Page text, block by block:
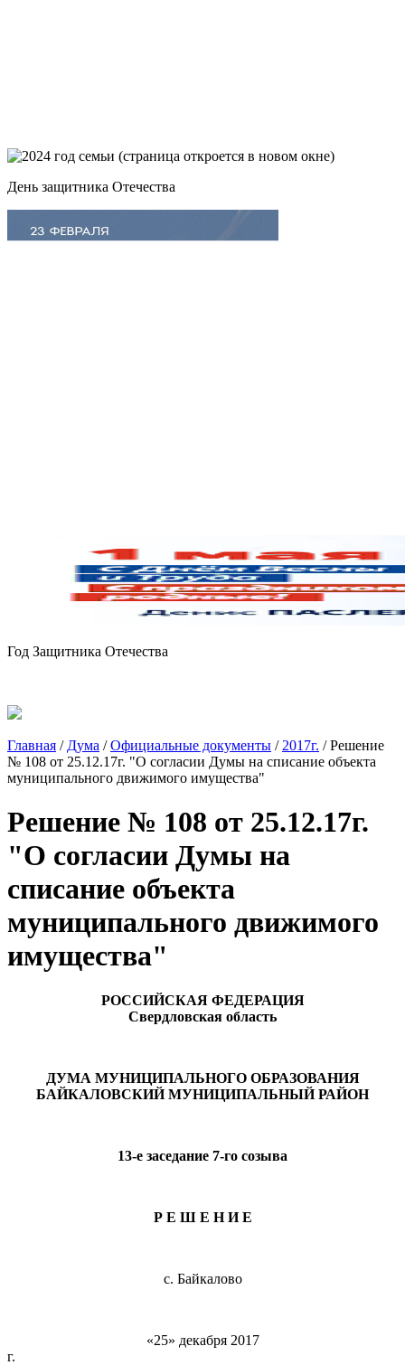
День защитника Отечества
Год Защитника Отечества
Главная / Дума /Официальные документы / 2017г. /Решение
№ 108 от 25.12.17г. "О согласии Думы на списание объекта
муниципального движимого имущества"
Решение № 108 от 25.12.17г.
"О согласии Думы на
списание объекта
муниципального движимого
имущества"
РОССИЙСКАЯ ФЕДЕРАЦИЯ
Свердловская область
ДУМА МУНИЦИПАЛЬНОГО ОБРАЗОВАНИЯ
БАЙКАЛОВСКИЙ МУНИЦИПАЛЬНЫЙ РАЙОН
13-е заседание 7-го созыва
Р Е Ш Е Н И Е
с. Байкалово
«25» декабря 2017
г. №